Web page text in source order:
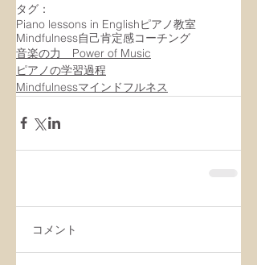
タグ：
Piano lessons in Englishピアノ教室
Mindfulness自己肯定感コーチング
音楽の力 Power of Music
ピアノの学習過程
Mindfulnessマインドフルネス
コメント